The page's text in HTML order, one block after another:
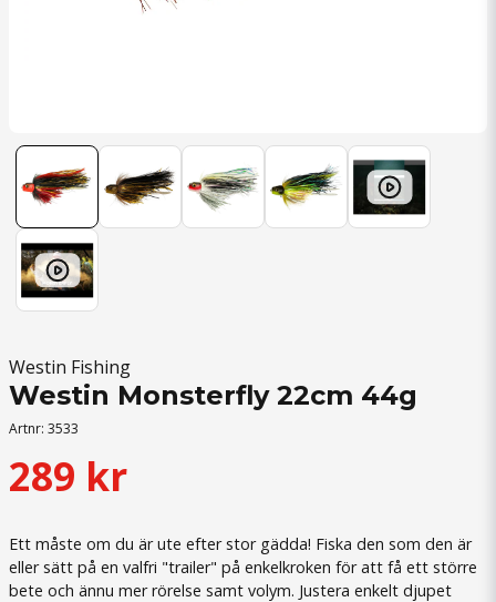
Westin Fishing
Westin Monsterfly 22cm 44g
Artnr: 3533
289 kr
Ett måste om du är ute efter stor gädda! Fiska den som den är
eller sätt på en valfri "trailer" på enkelkroken för att få ett större
bete och ännu mer rörelse samt volym. Justera enkelt djupet